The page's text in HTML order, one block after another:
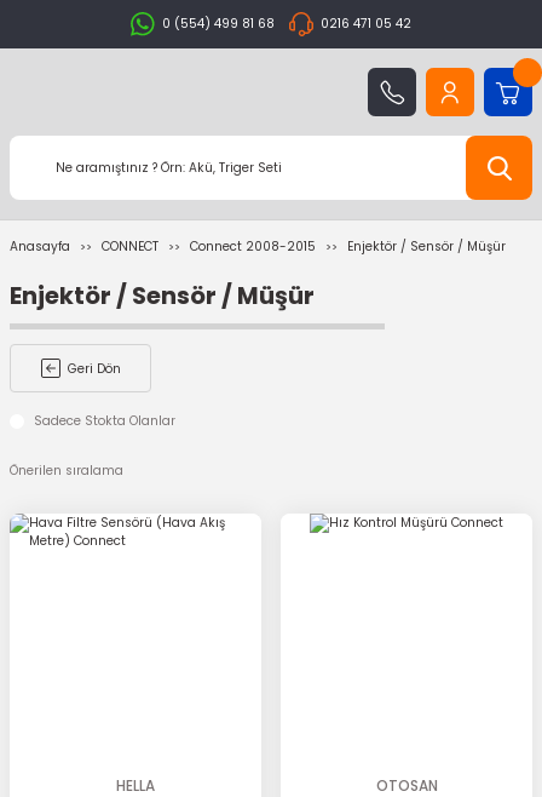
0 (554) 499 81 68 0216 471 05 42
Anasayfa CONNECT Connect 2008-2015 Enjektör / Sensör / Müşür
Enjektör / Sensör / Müşür
Geri Dön
Sadece Stokta Olanlar
HELLA
OTOSAN